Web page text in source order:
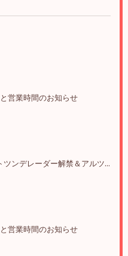
営業時間のお知らせ
アルティメットツンデレーダー解禁＆アルツンBIGTEE販売のお知らせ
営業時間のお知らせ